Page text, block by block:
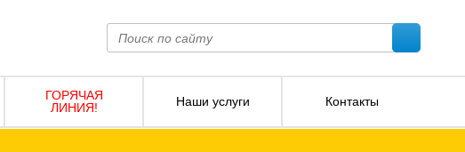
ГОРЯЧАЯ
ЛИНИЯ!
Наши услуги Контакты